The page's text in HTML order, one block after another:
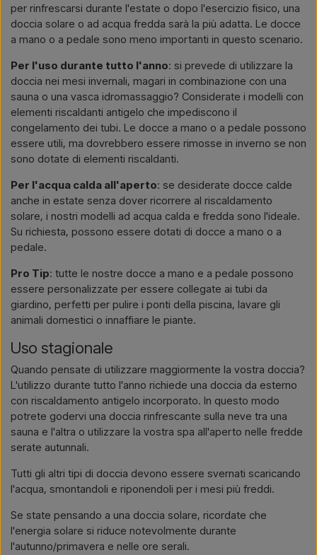
per rinfrescarsi durante l'estate o dopo l'esercizio fisico, una
doccia solare o ad acqua fredda sarà la più adatta. Le docce
a mano o a pedale sono meno importanti in questo scenario.
Per l'uso durante tutto l'anno: si prevede di utilizzare la
doccia nei mesi invernali, magari in combinazione con una
sauna o una vasca idromassaggio? Considerate i modelli con
elementi riscaldanti antigelo che impediscono il
congelamento dei tubi. Le docce a mano o a pedale possono
essere utili, ma dovrebbero essere rimosse in inverno se non
sono dotate di elementi riscaldanti.
Per l'acqua calda all'aperto: se desiderate docce calde
anche in estate senza dover ricorrere al riscaldamento
solare, i nostri modelli ad acqua calda e fredda sono l'ideale.
Su richiesta, possono essere dotati di docce a mano o a
pedale.
Pro Tip: tutte le nostre docce a mano e a pedale possono
essere personalizzate per essere collegate ai tubi da
giardino, perfetti per pulire i ponti della piscina, lavare gli
animali domestici o innaffiare le piante.
Uso stagionale
Quando pensate di utilizzare maggiormente la vostra doccia?
L'utilizzo durante tutto l'anno richiede una doccia da esterno
con riscaldamento antigelo incorporato. In questo modo
potrete godervi una doccia rinfrescante sulla neve tra una
sauna e l'altra o utilizzare la vostra spa all'aperto nelle fredde
serate autunnali.
Tutti gli altri tipi di doccia devono essere svernati scaricando
l'acqua, smontandoli e riponendoli per i mesi più freddi.
Se state pensando a una doccia solare, ricordate che
l'energia solare si riduce notevolmente durante
l'autunno/primavera e nelle ore serali.